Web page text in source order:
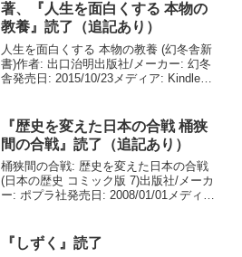
著、『人生を面白くする 本物の
教養』読了（追記あり）
人生を面白くする 本物の教養 (幻冬舎新
書)作者: 出口治明出版社/メーカー: 幻冬
舎発売日: 2015/10/23メディア: Kindle
読みました。 例によって感...
『歴史を変えた日本の合戦 桶狭
間の合戦』読了（追記あり）
桶狭間の合戦: 歴史を変えた日本の合戦
(日本の歴史 コミック版 7)出版社/メーカ
ー: ポプラ社発売日: 2008/01/01メディア:
狭間の合戦』を読みまし...
『しずく』読了